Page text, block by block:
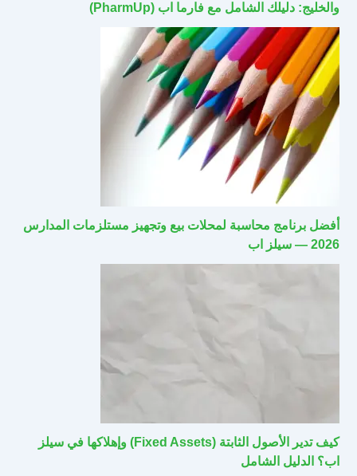
والخليج: دليلك الشامل مع فارما اب (PharmUp)
أفضل برنامج محاسبة لمحلات بيع وتجهيز مستلزمات المدارس
2026 — سيلز اب
كيف تدير الأصول الثابتة (Fixed Assets) وإهلاكها في سيلز
اب؟ الدليل الشامل